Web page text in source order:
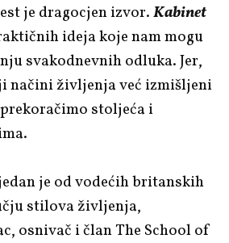
je dragocjen izvor.Kabinet
ideja koje nam mogu
svakodnevnih odluka. Jer,
načini življenja već izmišljeni
stoljeća i
je od vodećih britanskih
stilova življenja,
osnivač i član The School of